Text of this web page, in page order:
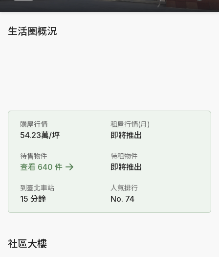
生活圈概況
購屋行情
54.23萬/坪
待售物件
查看 640 件
到臺北車站
15 分鐘
租屋行情(月)
即將推出
待租物件
即將推出
人氣排行
No. 74
社區大樓